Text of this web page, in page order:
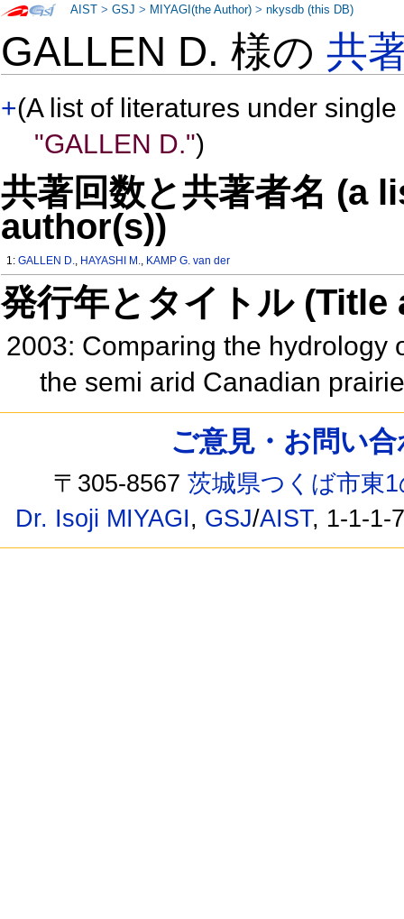
GALLEN D. 様の共
+(A list of literatures under
"GALLEN D.")
共著回数と共著者名 (a
author(s))
1:GALLEN D., HAYASHI M., KAMP G. van der
発行年とタイトル
2003: Comparing the hydrology
the semi arid Canadian
AIST >GSJ > MIYAGI(the Author) >nkysdb (this DB)
ご意見・お問い
〒305-8567茨城県つくば市東
Dr. Isoji MIYAGI, GSJ/AIST, 1-1-1-